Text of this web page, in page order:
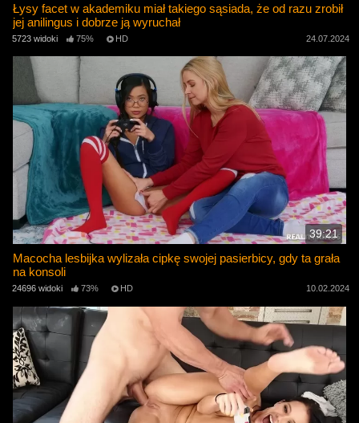
Łysy facet w akademiku miał takiego sąsiada, że ​​od razu zrobił
jej anilingus i dobrze ją wyruchał
5723 widoki 75% HD 24.07.2024
39:21
Macocha lesbijka wylizała cipkę swojej pasierbicy, gdy ta grała
na konsoli
24696 widoki 73% HD 10.02.2024